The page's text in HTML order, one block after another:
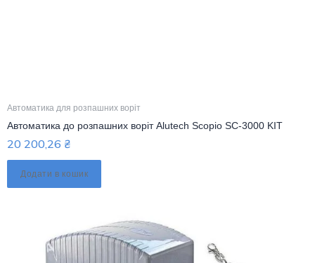
Автоматика для розпашних воріт
Автоматика до розпашних воріт Alutech Scopio SC-3000 KIT
20 200,26 ₴
Додати в кошик